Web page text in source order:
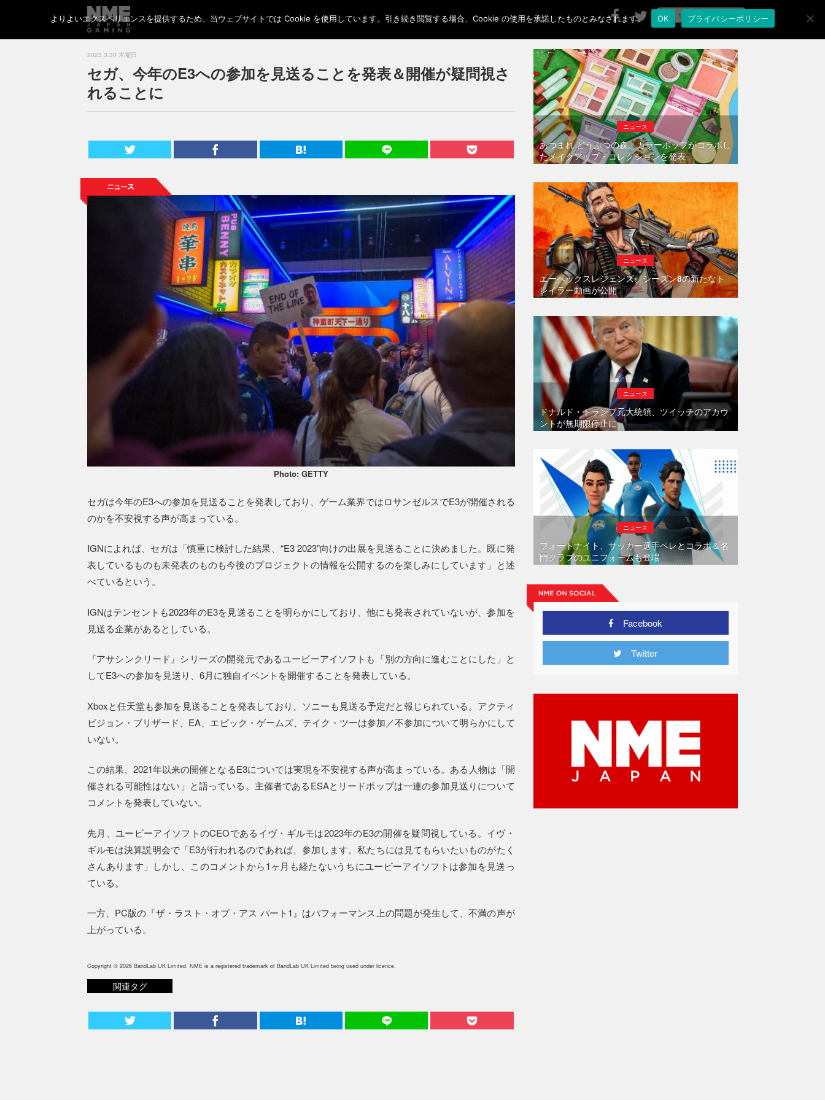
2023.3.30 木曜日
セガ、今年のE3への参加を見送ることを発表＆開催が疑問視さ
れることに
Photo: GETTY
セガは今年のE3への参加を見送ることを発表しており、ゲーム業界ではロサンゼルスでE3が開催される
のかを不安視する声が高まっている。
IGNによれば、セガは「慎重に検討した結果、“E3 2023”向けの出展を見送ることに決めました。既に発
表しているものも未発表のものも今後のプロジェクトの情報を公開するのを楽しみにしています」と述
べているという。
IGNはテンセントも2023年のE3を見送ることを明らかにしており、他にも発表されていないが、参加を
見送る企業があるとしている。
『アサシンクリード』シリーズの開発元であるユービーアイソフトも「別の方向に進むことにした」と
してE3への参加を見送り、6月に独自イベントを開催することを発表している。
Xboxと任天堂も参加を見送ることを発表しており、ソニーも見送る予定だと報じられている。アクティ
ビジョン・ブリザード、EA、エピック・ゲームズ、テイク・ツーは参加／不参加について明らかにして
いない。
この結果、2021年以来の開催となるE3については実現を不安視する声が高まっている。ある人物は「開
催される可能性はない」と語っている。主催者であるESAとリードポップは一連の参加見送りについて
コメントを発表していない。
先月、ユービーアイソフトのCEOであるイヴ・ギルモは2023年のE3の開催を疑問視している。イヴ・
ギルモは決算説明会で「E3が行われるのであれば、参加します。私たちには見てもらいたいものがたく
さんあります」しかし、このコメントから1ヶ月も経たないうちにユービーアイソフトは参加を見送っ
ている。
一方、PC版の『ザ・ラスト・オブ・アス パート1』はパフォーマンス上の問題が発生して、不満の声が
上がっている。
Copyright © 2026 BandLab UK Limited. NME is a registered trademark of BandLab UK Limited being used under licence.
関連タグ
ニュース
あつまれ どうぶつの森、カラーポップがコラボし
たメイクアップ・コレクションを発表
ニュース
エーペックスレジェンズ、シーズン8の新たなト
レイラー動画が公開
ニュース
ドナルド・トランプ元大統領、ツイッチのアカウ
ントが無期限停止に
ニュース
フォートナイト、サッカー選手ペレとコラボ＆名
門クラブのユニフォームも登場
Facebook
Twitter
よりよいエクスペリエンスを提供するため、当ウェブサイトでは Cookie を使用しています。引き続き閲覧する場合、Cookie の使用を承諾したものとみなされます。 OK プライバシーポリシー